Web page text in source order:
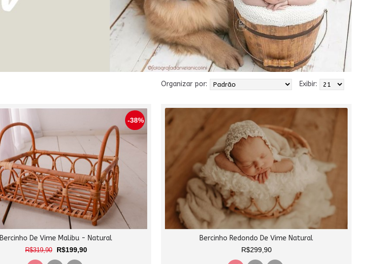
Exibir:
Organizar por:
-38%
Bercinho De Vime Malibu - Natural
R$319,90 R$199,90
Bercinho Redondo De Vime Natural
R$299,90